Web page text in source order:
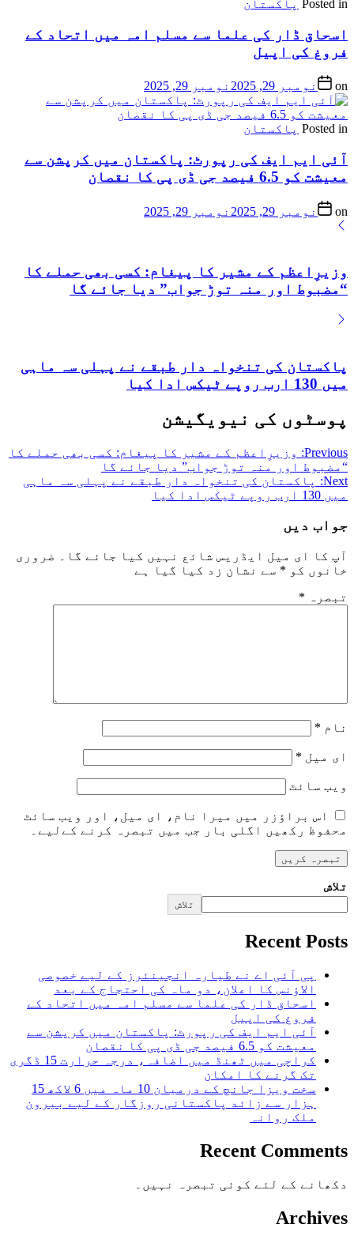
Posted in پاکستان
اسحاق ڈار کی علما سے مسلم امہ میں اتحاد کے
فروغ کی اپیل
on نومبر 29, 2025 نومبر 29, 2025
Posted in پاکستان
آئی ایم ایف کی رپورٹ: پاکستان میں کرپشن سے
معیشت کو 6.5 فیصد جی ڈی پی کا نقصان
on نومبر 29, 2025 نومبر 29, 2025
وزیرِاعظم کے مشیر کا پیغام: کسی بھی حملے کا
“مضبوط اور منہ توڑ جواب” دیا جائے گا
پاکستان کی تنخواہ دار طبقے نے پہلی سہ ماہی
میں 130 ارب روپے ٹیکس ادا کیا
پوسٹوں کی نیویگیشن
Previous:
وزیرِاعظم کے مشیر کا پیغام: کسی بھی حملے کا
“مضبوط اور منہ توڑ جواب” دیا جائے گا
Next:
پاکستان کی تنخواہ دار طبقے نے پہلی سہ ماہی
میں 130 ارب روپے ٹیکس ادا کیا
جواب دیں
آپ کا ای میل ایڈریس شائع نہیں کیا جائے گا۔
ضروری
خانوں کو * سے نشان زد کیا گیا ہے
تبصرہ *
نام *
ای میل *
ویب‌ سائٹ
اس براؤزر میں میرا نام، ای میل، اور ویب سائٹ
محفوظ رکھیں اگلی بار جب میں تبصرہ کرنے کےلیے۔
تلاش
تلاش
Recent Posts
پی آئی اے نے طیارہ انجینئرز کے لیے خصوصی
الاؤنس کا اعلان، دو ماہ کی احتجاج کے بعد
اسحاق ڈار کی علما سے مسلم امہ میں اتحاد کے
فروغ کی اپیل
آئی ایم ایف کی رپورٹ: پاکستان میں کرپشن سے
معیشت کو 6.5 فیصد جی ڈی پی کا نقصان
کراچی میں ٹھنڈ میں اضافہ، درجہ حرارت 15 ڈگری
تک گرنے کا امکان
سخت ویزا جانچ کے درمیان 10 ماہ میں 6 لاکھ 15
ہزار سے زائد پاکستانی روزگار کے لیے بیرون
ملک روانہ
Recent Comments
دکھانے کے لئے کوئی تبصرہ نہیں۔
Archives